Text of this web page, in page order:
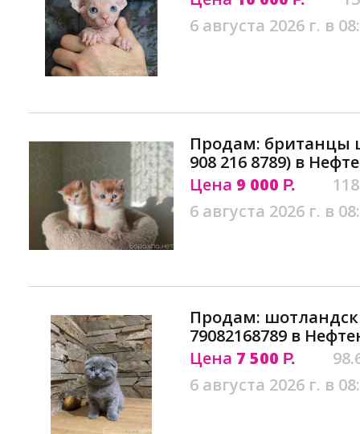
6 августа 2026 г. в
Продам: британцы
908 216 8789) в
Цена 9 000 Р.
6 августа 2026 г. в
Продам:
79082168789 в
Цена 7 500 Р.
6 августа 2026 г. в